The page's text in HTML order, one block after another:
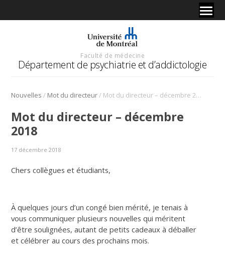
Faculté de médecine
Département de psychiatrie et d’addictologie
Nouvelles / Mot du directeur/ Mot du directeur – décembre 2018
Mot du directeur – décembre
2018
17 décembre 2018
Chers collègues et étudiants,
À quelques jours d’un congé bien mérité, je tenais à
vous communiquer plusieurs nouvelles qui méritent
d’être soulignées, autant de petits cadeaux à déballer
et célébrer au cours des prochains mois.